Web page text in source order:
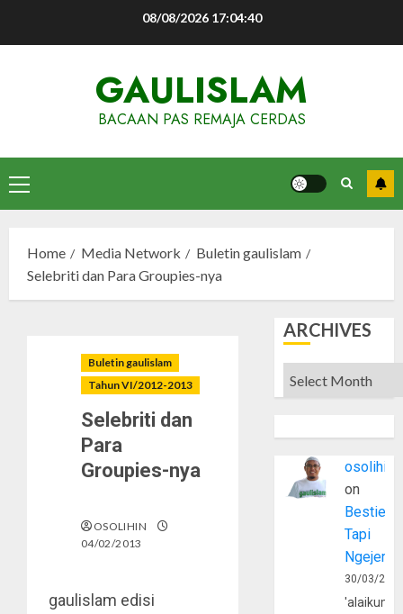
08/08/2026 17:04:41
GAULISLAM
BACAAN PAS REMAJA CERDAS
Primary
Menu
Home Media Network
Buletin gaulislam
Selebriti dan Para Groupies-nya
Buletin gaulislam
Tahun VI/2012-2013
Selebriti dan
Para
Groupies-nya
OSOLIHIN
04/02/2013
gaulislam edisi
ARCHIVES
Archives
osolihin
on
Bestie
Tapi
30/03/